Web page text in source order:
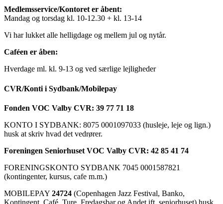
Medlemsservice/Kontoret er åbent:
Mandag og torsdag kl. 10-12.30 + kl. 13-14
Vi har lukket alle helligdage og mellem jul og nytår.
Caféen er åben:
Hverdage ml. kl. 9-13 og ved særlige lejligheder
CVR/Konti i Sydbank/Mobilepay
Fonden VOC Valby CVR: 39 77 71 18
KONTO I SYDBANK: 8075 0001097033 (husleje, leje og lign.)
husk at skriv hvad det vedrører.
Foreningen Seniorhuset VOC Valby CVR: 42 85 41 74
FORENINGSKONTO SYDBANK 7045 0001587821
(kontingenter, kursus, cafe m.m.)
MOBILEPAY 24724 (Copenhagen Jazz Festival, Banko,
Kontingent, Café, Ture, Fredagsbar og Andet ift. seniorhuset) husk